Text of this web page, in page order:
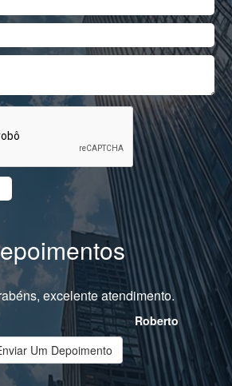
excelente atendimento.
Roberto
Um Depoimento